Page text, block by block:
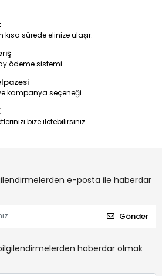
kısa sürede elinize ulaşır.
ödeme sistemi
kampanya seçeneği
bize iletebilirsiniz.
e-posta ile haberdar
Gönder
haberdar olmak